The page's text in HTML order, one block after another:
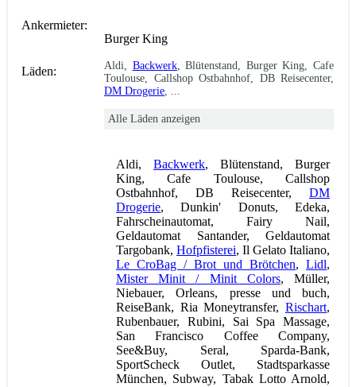
Ankermieter:
Burger King
Läden: Aldi, Backwerk, Blütenstand, Burger King, Cafe
Toulouse, Callshop Ostbahnhof, DB Reisecenter,
DM Drogerie
Alle Läden anzeigen
Aldi, Backwerk, Blütenstand, Burger
King, Cafe Toulouse, Callshop
Ostbahnhof, DB Reisecenter, DM
Drogerie, Dunkin' Donuts, Edeka,
Fahrscheinautomat, Fairy Nail,
Geldautomat Santander, Geldautomat
Targobank, Hofpfisterei, Il Gelato Italiano,
Le CroBag / Brot und Brötchen, Lidl,
Mister Minit / Minit Colors, Müller,
Niebauer, Orleans, presse und buch,
ReiseBank, Ria Moneytransfer, Rischart,
Rubenbauer, Rubini, Sai Spa Massage,
San Francisco Coffee Company,
See&Buy, Seral, Sparda-Bank,
SportScheck Outlet, Stadtsparkasse
München, Subway, Tabak Lotto Arnold,